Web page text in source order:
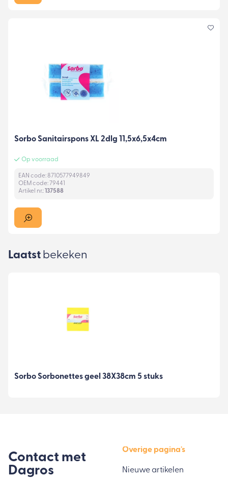
Sorbo Sanitairspons XL 2dlg 11,5x6,5x4cm
Op voorraad
EAN code: 8710577949849
OEM code: 79441
Artikel nr.:137588
Laatst bekeken
Sorbo Sorbonettes geel 38X38cm 5 stuks
Contact met
Dagros
Overige pagina's
Nieuwe artikelen